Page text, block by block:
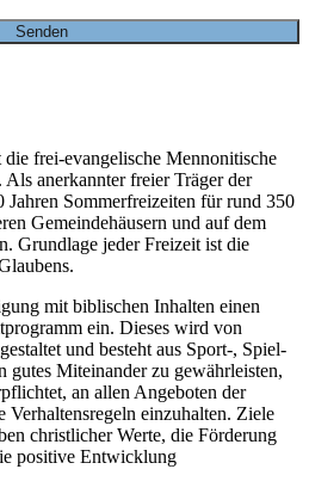
die frei-evangelische Mennonitische
anerkannter freier Träger der
Sommerfreizeiten für rund 350
Gemeindehäusern und auf dem
Grundlage jeder Freizeit ist die
mit biblischen Inhalten einen
ein. Dieses wird von
und besteht aus Sport-, Spiel-
gutes Miteinander zu gewährleisten,
an allen Angeboten der
Verhaltensregeln einzuhalten. Ziele
christlicher Werte, die Förderung
positive Entwicklung